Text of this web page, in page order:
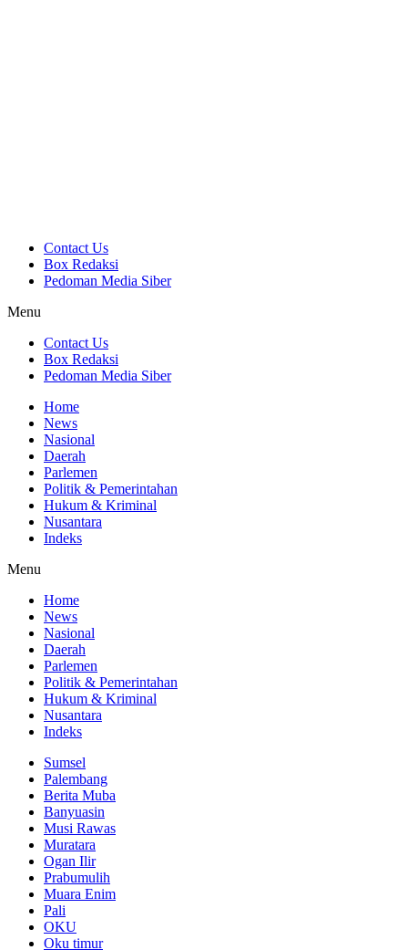
Contact Us
Box Redaksi
Pedoman Media Siber
Menu
Contact Us
Box Redaksi
Pedoman Media Siber
Home
News
Nasional
Daerah
Parlemen
Politik & Pemerintahan
Hukum & Kriminal
Nusantara
Indeks
Menu
Home
News
Nasional
Daerah
Parlemen
Politik & Pemerintahan
Hukum & Kriminal
Nusantara
Indeks
Sumsel
Palembang
Berita Muba
Banyuasin
Musi Rawas
Muratara
Ogan Ilir
Prabumulih
Muara Enim
Pali
OKU
Oku timur